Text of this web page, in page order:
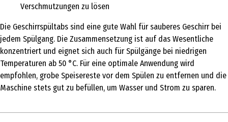
Verschmutzungen zu lösen
Die Geschirrspültabs sind eine gute Wahl für sauberes Geschirr bei
jedem Spülgang. Die Zusammensetzung ist auf das Wesentliche
konzentriert und eignet sich auch für Spülgänge bei niedrigen
Temperaturen ab 50 °C. Für eine optimale Anwendung wird
empfohlen, grobe Speisereste vor dem Spülen zu entfernen und die
Maschine stets gut zu befüllen, um Wasser und Strom zu sparen.